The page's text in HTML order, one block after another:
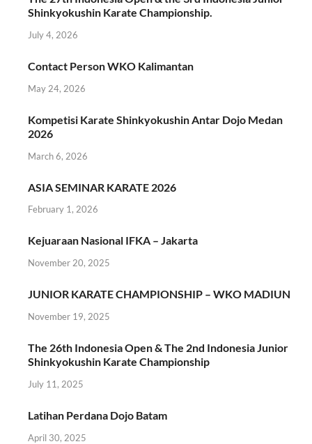
Shinkyokushin Karate Championship.
July 4, 2026
Contact Person WKO Kalimantan
May 24, 2026
Kompetisi Karate Shinkyokushin Antar Dojo Medan
2026
March 6, 2026
ASIA SEMINAR KARATE 2026
February 1, 2026
Kejuaraan Nasional IFKA – Jakarta
November 20, 2025
JUNIOR KARATE CHAMPIONSHIP – WKO MADIUN
November 19, 2025
The 26th Indonesia Open & The 2nd Indonesia Junior
Shinkyokushin Karate Championship
July 11, 2025
Latihan Perdana Dojo Batam
April 30, 2025